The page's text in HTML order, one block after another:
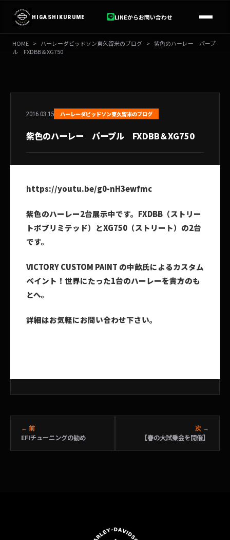
ス
HIGASHIKURUME LINEからお問い合わせ
HOME > ハーレーダビッドソン東久留米のブログ > 紫色のハーレー パープ
ル FXDBB＆XG750
2016.03.15 ハーレーダビッドソン東久留米のブログ
紫色のハーレー パープル FXDBB＆XG750
https://youtu.be/g0-nH3ewfmc
紫色のハーレー2台展示中です。 FXDBB （ストリー
トボブリミテッド）とXG750 （ストリート）の2台
です。
VICTORY CUSTOM PAINTの中畝氏によるカスタム
ペイント！ 世界にたった1台のハーレーを貴方のも
とへ。
詳細はお気軽にお問い合わせ下さい。
← 前
EFIチューニングの勧め
次 →
【春の大試乗会を開催】